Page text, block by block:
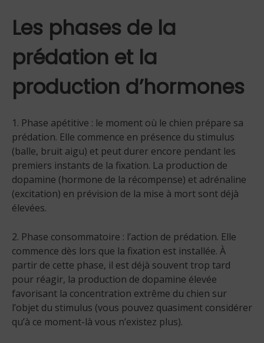
Les phases de la
prédation et la
production d’hormones
1. Phase apétitive : le moment où le chien prépare sa
prédation. Elle commence en présence du stimulus
(balle, bruit aigu) et peut durer encore pendant les
premiers instants de la fixation. La production de
dopamine (hormone de la récompense) et adrénaline
(excitation) en prévision de la mise à mort sont déjà
élevées.
2. Phase consommatoire : l’action de prédation. Elle
commence dès lors que la fixation est installée. À
partir de cette phase, il est déjà souvent trop tard
pour réagir, la production de dopamine élevée
favorisant la concentration extrême du chien sur
l’objet du stimulus (vous pouvez quasiment considérer
qu’à ce moment-là vous n’existez plus).